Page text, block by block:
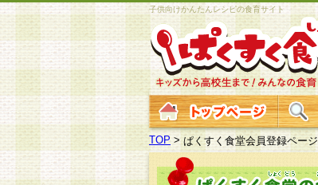
子供向けかんたんレシピの食育サイト
TOP >ぱくすく食堂会員登録ページ